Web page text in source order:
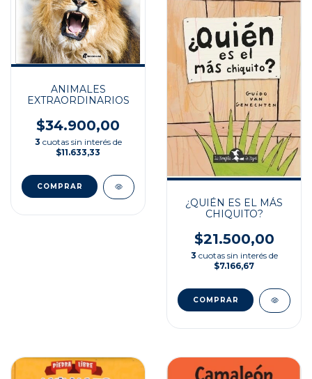
ANIMALES
EXTRAORDINARIOS
$34.900,00
3 cuotas sin interés de
$11.633,33
¿QUIÉN ES EL MÁS
CHIQUITO?
$21.500,00
3 cuotas sin interés de
$7.166,67